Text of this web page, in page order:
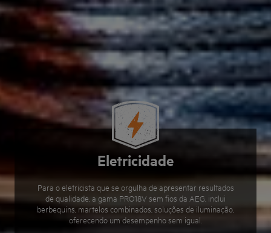
Eletricidade
Para o eletricista que se orgulha de apresentar resultados
de qualidade, a gama PRO18V sem fios da AEG, inclui
berbequins, martelos combinados, soluções de iluminação,
oferecendo um desempenho sem igual.